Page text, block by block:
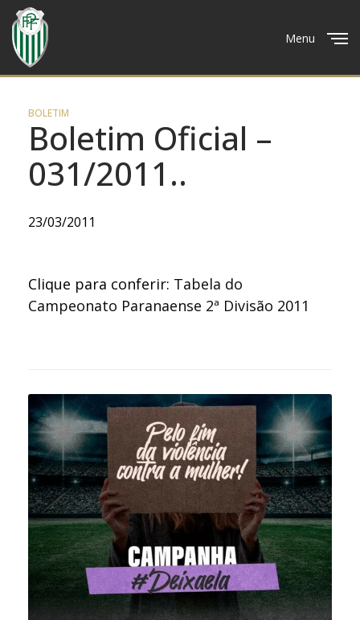
Menu
BOLETIM
Boletim Oficial –
031/2011..
23/03/2011
Clique para conferir: Tabela do
Campeonato Paranaense 2ª Divisão 2011